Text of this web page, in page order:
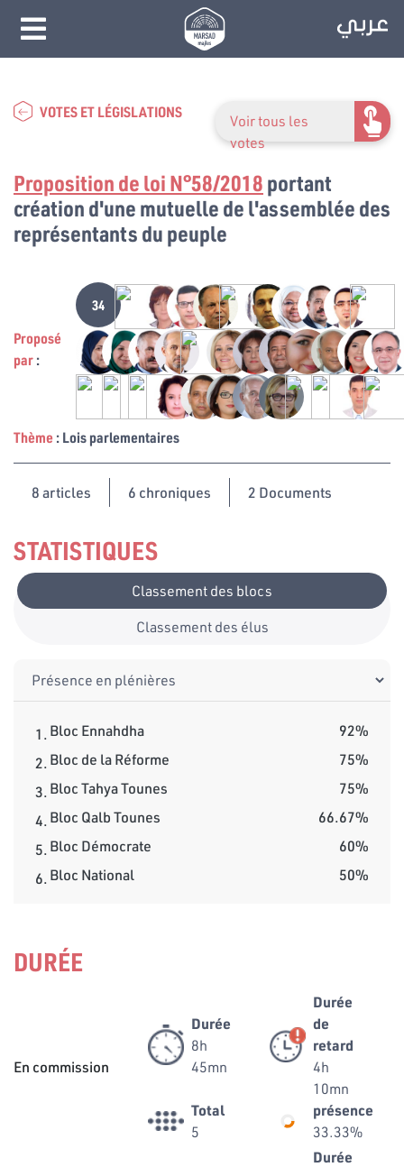
VOTES ET LÉGISLATIONS
Voir tous les
votes
STATISTIQUES
Classement des blocs
Classement des élus
1.Bloc Ennahdha
92%
2.Bloc de la Réforme
75%
3.Bloc Tahya Tounes
75%
4.Bloc Qalb Tounes
66.67%
5.Bloc Démocrate
60%
6.Bloc National 50%
Proposition de loi N°58/2018portant
création d'une mutuelle de l'assemblée des
représentants du peuple
Proposé
par:
34
Thème: Lois parlementaires
8articles 6 chroniques 2 Documents
DURÉE
En commission
Durée
8h
45mn
Durée
de
retard
4h
10mn
Total
5
présence
33.33%
Durée